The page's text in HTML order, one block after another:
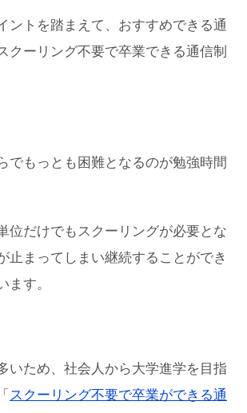
ントを踏まえて、おすすめできる通
クーリング不要で卒業できる通信制
でもっとも困難となるのが勉強時間
位だけでもスクーリングが必要とな
止まってしまい継続することができ
ます。
いため、社会人から大学進学を目指
スクーリング不要で卒業ができる通